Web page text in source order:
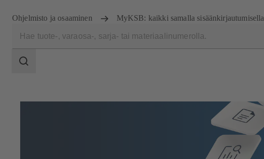
Ohjelmisto ja osaaminen MyKSB: kaikki samalla sisäänkirjautumisella
laajuus
Haun